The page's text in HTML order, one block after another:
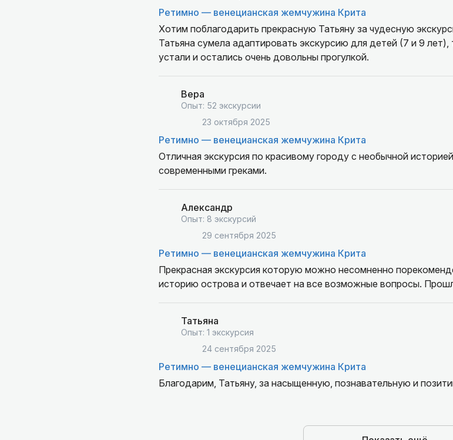
Ретимно — венецианская жемчужина Крита
Хотим поблагодарить прекрасную Татьяну за чудесную
Татьяна сумела адаптировать экскурсию для детей (7 и 9
устали и остались очень довольны прогулкой.
Вера
Опыт: 52 экскурсии
23 октября 2025
Ретимно — венецианская жемчужина Крита
Отличная экскурсия по красивому городу с необычной
современными греками.
Александр
Опыт: 8 экскурсий
29 сентября 2025
Ретимно — венецианская жемчужина Крита
Прекрасная экскурсия которую можно несомненно
историю острова и отвечает на все возможные вопросы.
Татьяна
Опыт: 1 экскурсия
24 сентября 2025
Ретимно — венецианская жемчужина Крита
Благодарим, Татьяну, за насыщенную, познавательную и